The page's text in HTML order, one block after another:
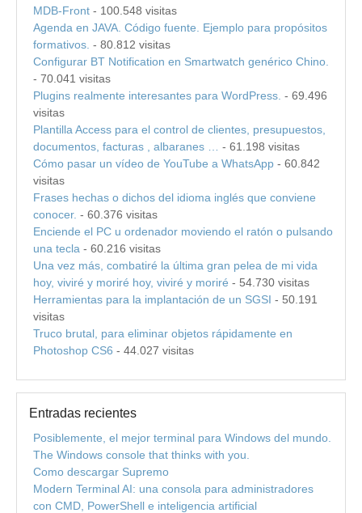
MDB-Front - 100.548 visitas
Agenda en JAVA. Código fuente. Ejemplo para propósitos
formativos. - 80.812 visitas
Configurar BT Notification en Smartwatch genérico Chino.
- 70.041 visitas
Plugins realmente interesantes para WordPress. - 69.496
visitas
Plantilla Access para el control de clientes, presupuestos,
documentos, facturas , albaranes …
- 61.198 visitas
Cómo pasar un vídeo de YouTube a WhatsApp - 60.842
visitas
Frases hechas o dichos del idioma inglés que conviene
conocer. - 60.376 visitas
Enciende el PC u ordenador moviendo el ratón o pulsando
una tecla - 60.216 visitas
Una vez más, combatiré la última gran pelea de mi vida
hoy, viviré y moriré hoy, viviré y moriré - 54.730 visitas
Herramientas para la implantación de un SGSI - 50.191
visitas
Truco brutal, para eliminar objetos rápidamente en
Photoshop CS6 - 44.027 visitas
Entradas recientes
Posiblemente, el mejor terminal para Windows del mundo.
The Windows console that thinks with you.
Como descargar Supremo
Modern Terminal AI: una consola para administradores
con CMD, PowerShell e inteligencia artificial